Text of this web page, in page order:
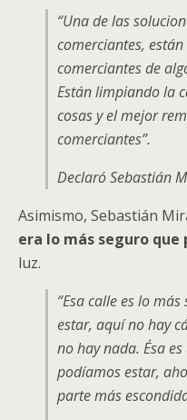
“Una de las
comerciantes,
comerciantes de
Están limpiando la
cosas y el mejor
comerciantes”.
Declaró Sebastián
Asimismo, Sebastián
era lo más seguro
luz.
“Esa calle es lo
estar, aquí no hay
no hay nada. Ésa
podíamos estar,
parte más